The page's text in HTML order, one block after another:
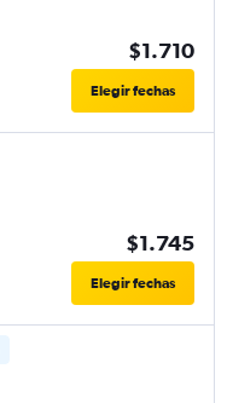
$1.710
Elegir fechas
$1.745
Elegir fechas